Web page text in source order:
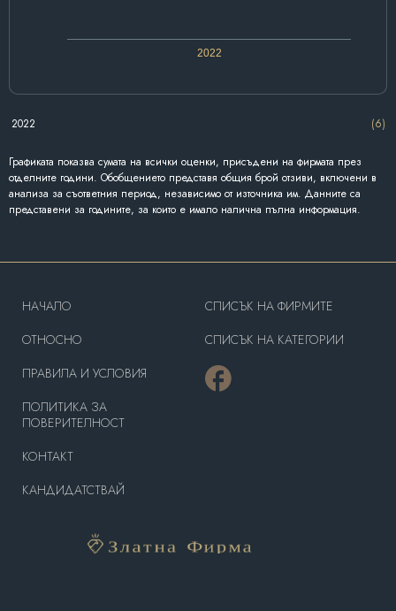
2022
2022 (6)
Графиката показва сумата на всички оценки, присъдени на фирмата през
отделните години. Обобщението представя общия брой отзиви, включени в
анализа за съответния период, независимо от източника им. Данните са
представени за годините, за които е имало налична пълна информация.
HAЧАЛО
OТНОСНО
ПРАВИЛА И УСЛОВИЯ
ПОЛИТИКА ЗА
ПОВЕРИТЕЛНОСТ
КОНТАКТ
КАНДИДАТСТВАЙ
СПИСЪК НА ФИРМИТЕ
СПИСЪК НА КАТЕГОРИИ